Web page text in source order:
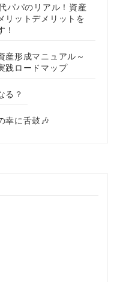
パパのリアル！資産
リットデメリットを
産形成マニュアル～
践ロードマップ
る？
幸に舌鼓🎶